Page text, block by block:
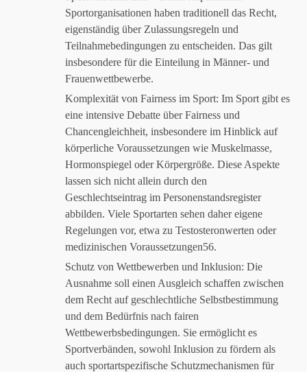
Sportorganisationen haben traditionell das Recht,
eigenständig über Zulassungsregeln und
Teilnahmebedingungen zu entscheiden. Das gilt
insbesondere für die Einteilung in Männer- und
Frauenwettbewerbe.
Komplexität von Fairness im Sport: Im Sport gibt es
eine intensive Debatte über Fairness und
Chancengleichheit, insbesondere im Hinblick auf
körperliche Voraussetzungen wie Muskelmasse,
Hormonspiegel oder Körpergröße. Diese Aspekte
lassen sich nicht allein durch den
Geschlechtseintrag im Personenstandsregister
abbilden. Viele Sportarten sehen daher eigene
Regelungen vor, etwa zu Testosteronwerten oder
medizinischen Voraussetzungen56.
Schutz von Wettbewerben und Inklusion: Die
Ausnahme soll einen Ausgleich schaffen zwischen
dem Recht auf geschlechtliche Selbstbestimmung
und dem Bedürfnis nach fairen
Wettbewerbsbedingungen. Sie ermöglicht es
Sportverbänden, sowohl Inklusion zu fördern als
auch sportartspezifische Schutzmechanismen für